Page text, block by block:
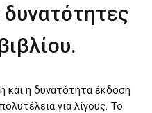
δυνατότητες
και η δυνατότητα έκδοση
για λίγους. Το